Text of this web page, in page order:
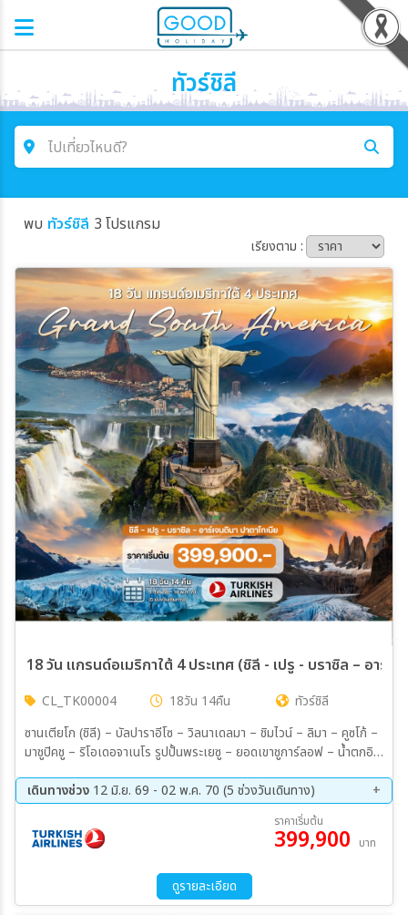
ทัวร์ชิลี
ไปเที่ยวไหนดี?
โซน
ประเทศ
เมือง
สายการบิน
ตั้งแต่วันที่
เฉพาะเดือน
เฉพาะเทศกาล
พบ ทัวร์ชิลี 3 โปรแกรม
เรียงตาม :
18 วัน แกรนด์อเมริกาใต้ 4 ประเทศ (ชิลี - เปรู - บราซิล – อาร์เจ
CL_TK00004 18วัน 14คืน
ทัวร์ชิลี
ซานเตียโก (ชิลี) – บัลปาราอีโซ – วิลนาเดลมา – ชิมไวน์ – ลิมา – คูซโก้ –
มาชูปิคชู – ริโอเดอจาเนโร รูปปั้นพระเยซู – ยอดเขาชูการ์ลอฟ – น้ำตกอิก
(ปาตาโกเนีย)
เดินทางช่วง 12 มิ.ย. 69 - 02 พ.ค. 70 (5 ช่วงวันเดินทาง)
08 ก.พ. 70 - 25 ก.พ. 70
09 มี.ค. 70 - 26 มี.ค. 70
04 เม.ย. 70 - 21 เม.ย. 70
02 พ.ค. 70 - 19 พ.ค. 70
ราคาเริ่มต้น
399,900 บาท
ดูรายละเอียด